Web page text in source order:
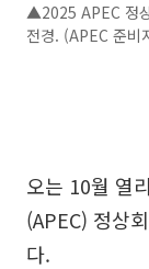
▲2025 APEC 정
전경. (APEC 준비
오는 10월 열
(APEC) 정상
다.